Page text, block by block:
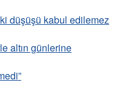
düşüşü kabul edilemez
altın günlerine